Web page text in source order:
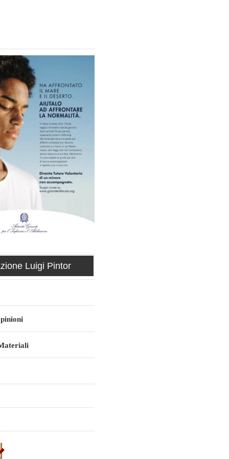
Luigi Pintor